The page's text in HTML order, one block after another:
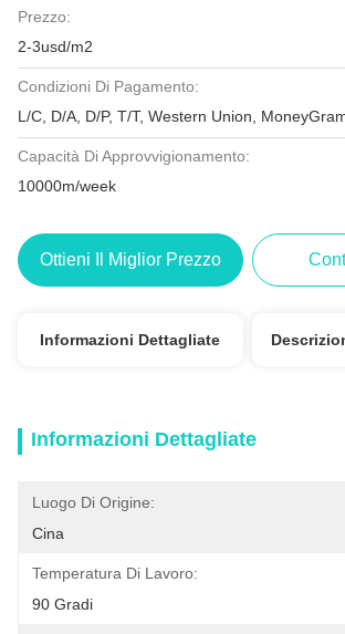
Prezzo:
2-3usd/m2
Condizioni Di Pagamento:
L/C, D/A, D/P, T/T, Western Union,
Capacità Di Approvvigionamento:
10000m/week
Ottieni Il Miglior Prezzo
Informazioni Dettagliate
Informazioni Dettagliate
Luogo Di Origine:
Cina
Temperatura Di Lavoro:
90 Gradi